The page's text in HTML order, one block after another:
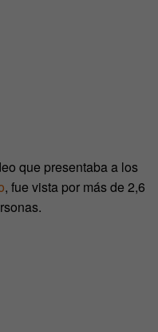
que presentaba a los
, fue vista por más de 2,6